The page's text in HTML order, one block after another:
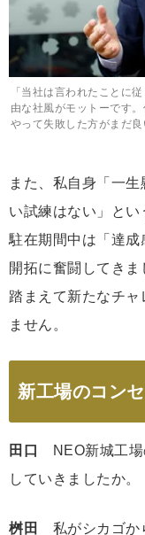
「当社は言われたことに
由な社風がモットーです
やって失敗した方がまだ
また、私自身「一
い試練はない」と
駐在期間中は「達
開拓に奮闘してき
踏まえて新たなチ
ません。
新工場のコン
田口
NEO新城工場
していきましたか。
桝田
私がシカゴか